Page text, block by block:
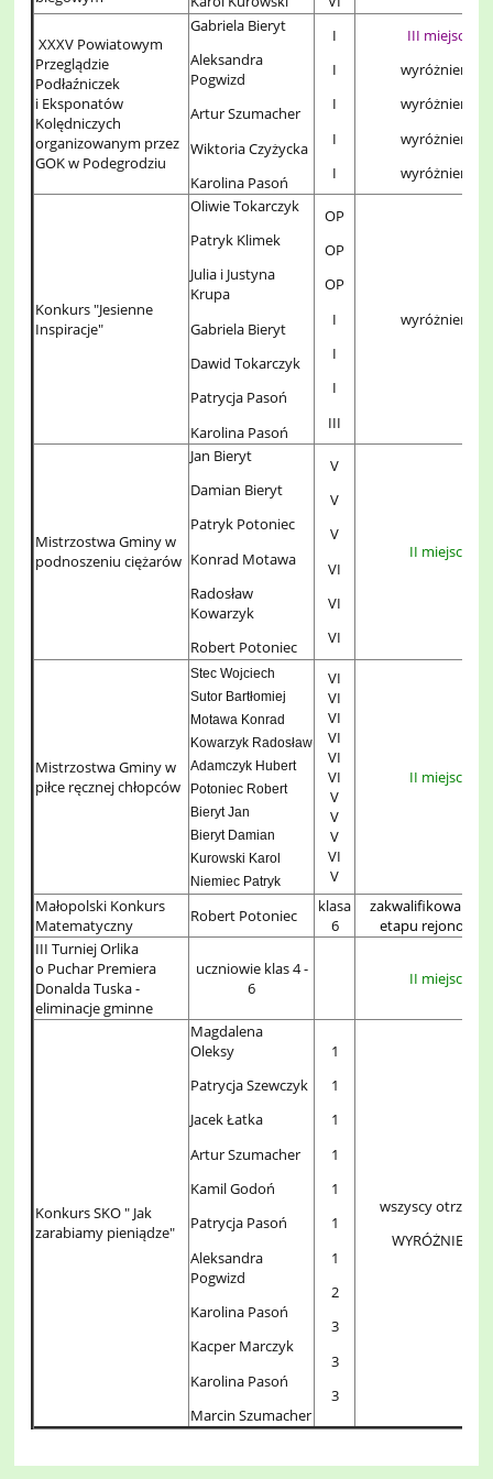
XXXV Powiatowym
Przeglądzie
Podłaźniczek
i Eksponatów
Kolędniczych
organizowanym przez
GOK w Podegrodziu
Gabriela Bieryt
Aleksandra
Pogwizd
Artur Szumacher
Wiktoria Czyżycka
Karolina Pasoń
I
I
I
I
I
III miejsce
wyróżnienie
wyróżnienie
wyróżnienie
wyróżnienie
Konkurs "Jesienne
Inspiracje"
Oliwie Tokarczyk
Patryk Klimek
Julia i Justyna
Krupa
Gabriela Bieryt
Dawid Tokarczyk
Patrycja Pasoń
Karolina Pasoń
OP
OP
OP
I
I
I
III
wyróżnienia
Mistrzostwa Gminy w
podnoszeniu ciężarów
Jan Bieryt
Damian Bieryt
Patryk Potoniec
Konrad Motawa
Radosław
Kowarzyk
Robert Potoniec
V
V
V
VI
VI
VI
II miejsce
Mistrzostwa Gminy w
piłce ręcznej chłopców
Stec Wojciech
Sutor Bartłomiej
Motawa Konrad
Kowarzyk Radosław
Adamczyk Hubert
Potoniec Robert
Bieryt Jan
Bieryt Damian
Kurowski Karol
Niemiec Patryk
VI
VI
VI
VI
VI
VI
V
V
V
VI
V
II miejsce
Małopolski Konkurs
Matematyczny
Robert Potoniec
klasa
6
zakwalifikowany
etapu
III Turniej Orlika
o Puchar Premiera
Donalda Tuska -
eliminacje gminne
uczniowie klas 4 -
6
II miejsce
Konkurs SKO " Jak
zarabiamy pieniądze"
Magdalena
Oleksy
Patrycja Szewczyk
Jacek Łatka
Artur Szumacher
Kamil Godoń
Patrycja Pasoń
Aleksandra
Pogwizd
Karolina Pasoń
Kacper Marczyk
Karolina Pasoń
Marcin Szumacher
1
1
1
1
1
1
1
2
3
3
3
wszyscy
WYRÓŻNIENIA